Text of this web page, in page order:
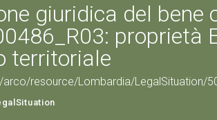
giuridica del bene
proprietà
territoriale
resource/Lombardia/LegalSituation/